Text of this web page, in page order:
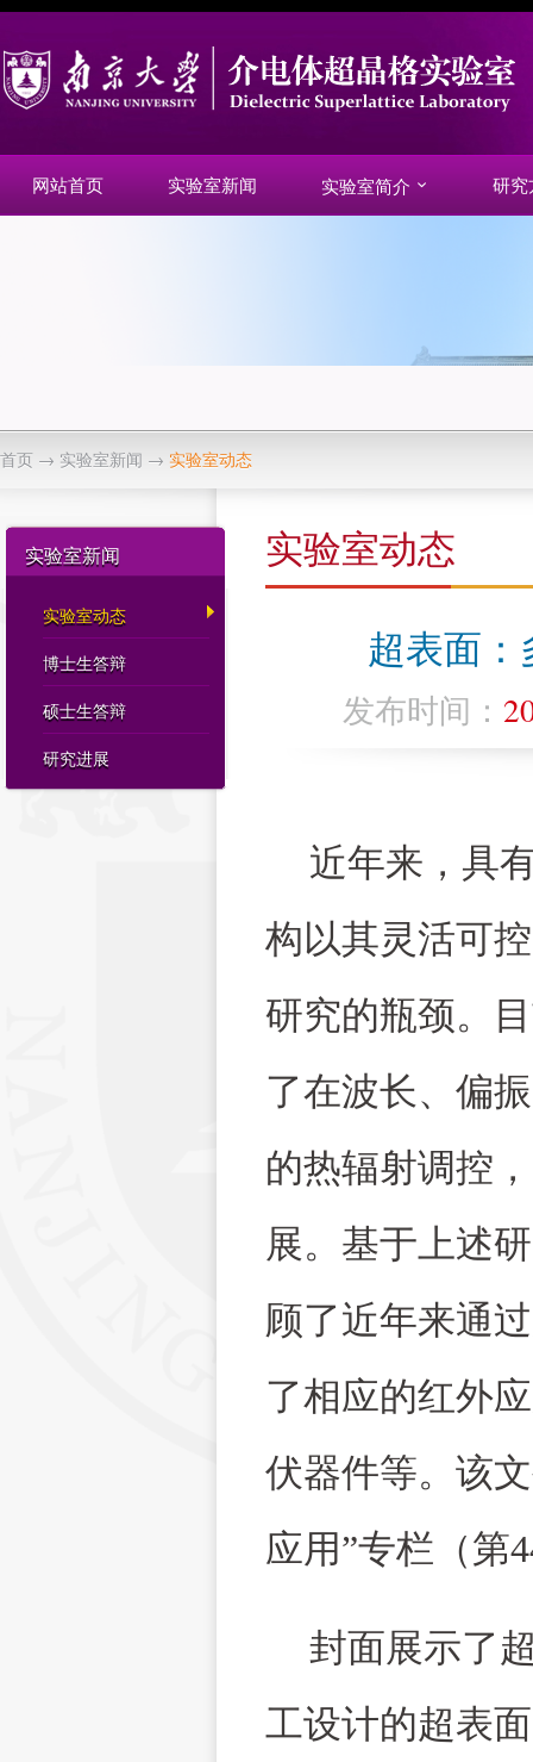
网站首页 实验室新闻 实验室简介 研究
首页 → 实验室新闻 → 实验室动态
实验室新闻
实验室动态
博士生答辩
硕士生答辩
研究进展
实验室动态
超表面
发布时间：
近年来，具
构以其灵活可
研究的瓶颈。
了在波长、偏
的热辐射调控
展。基于上述
顾了近年来通
了相应的红外
伏器件等。该
应用”专栏（第
封面展示了
工设计的超表